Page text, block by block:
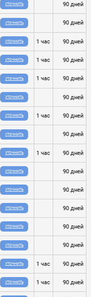
УТОЧНИТЬ 90 дней
УТОЧНИТЬ 90 дней
УТОЧНИТЬ 1 час 90 дней
УТОЧНИТЬ 1 час 90 дней
УТОЧНИТЬ 1 час 90 дней
УТОЧНИТЬ 90 дней
УТОЧНИТЬ 1 час 90 дней
УТОЧНИТЬ 90 дней
УТОЧНИТЬ 1 час 90 дней
УТОЧНИТЬ 90 дней
УТОЧНИТЬ 90 дней
УТОЧНИТЬ 90 дней
УТОЧНИТЬ 90 дней
УТОЧНИТЬ 90 дней
УТОЧНИТЬ 1 час 90 дней
УТОЧНИТЬ 1 час 90 дней